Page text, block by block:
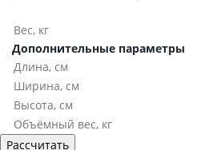
Дополнительные параметры